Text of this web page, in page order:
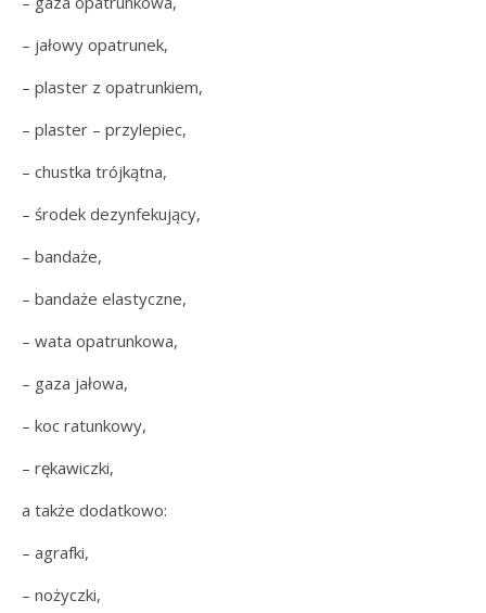
– jałowy opatrunek,
– plaster z opatrunkiem,
– plaster – przylepiec,
– chustka trójkątna,
– środek dezynfekujący,
– bandaże,
– bandaże elastyczne,
– wata opatrunkowa,
– gaza jałowa,
– koc ratunkowy,
– rękawiczki,
a także dodatkowo:
– agrafki,
– nożyczki,